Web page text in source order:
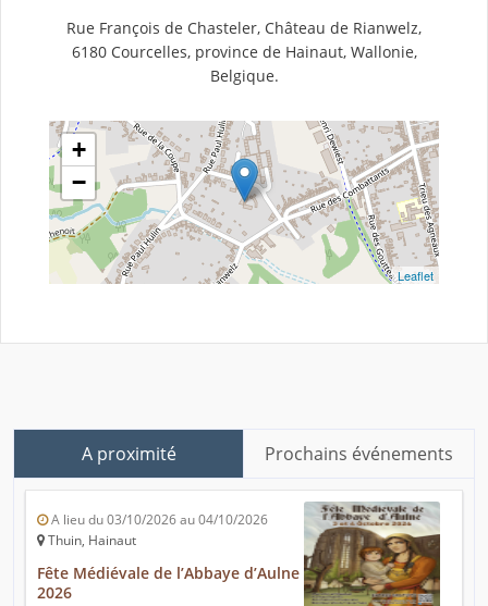
Rue François de Chasteler, Château de Rianwelz,
6180 Courcelles, province de Hainaut, Wallonie,
Belgique.
+
−
Leaflet
A proximité Prochains événements
A lieu du 03/10/2026 au 04/10/2026
Thuin, Hainaut
Fête Médiévale de l’Abbaye d’Aulne
2026